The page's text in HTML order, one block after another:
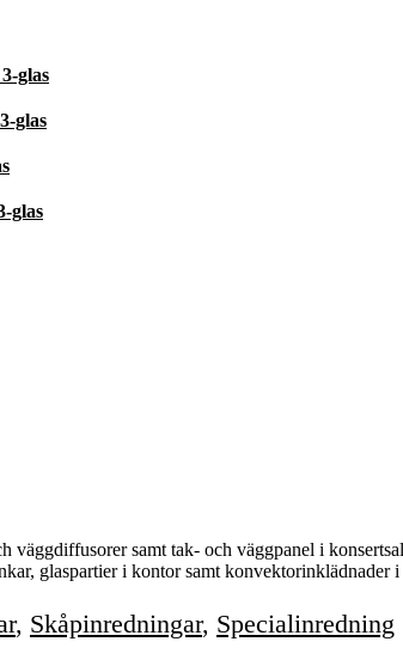
glas
glas
glas
väggdiffusorer samt tak- och väggpanel i
glaspartier i kontor samt konvektorinklädnader i
, Skåpinredningar, Specialinredning